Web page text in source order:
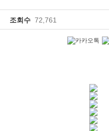
조회수 72,761